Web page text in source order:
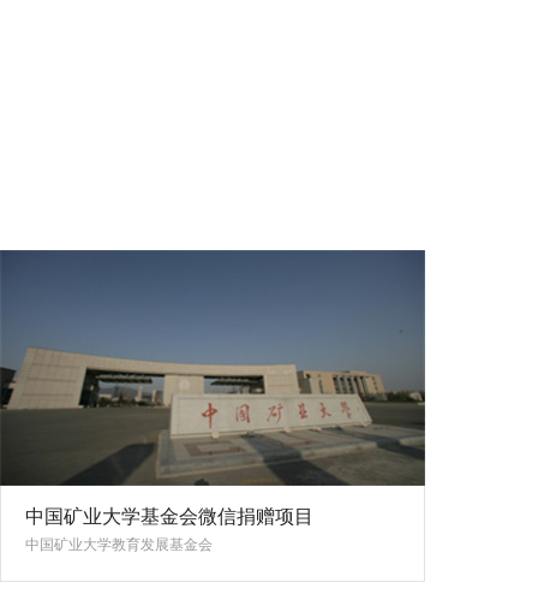
中国矿业大学基金会微信捐赠项目
中国矿业大学教育发展基金会